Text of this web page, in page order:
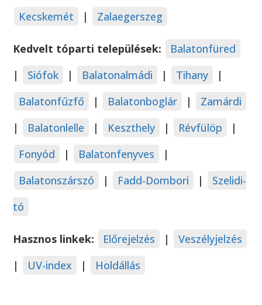
Kecskemét
| Zalaegerszeg
Kedvelt tóparti települések:
Balatonfüred
|
Siófok | Balatonalmádi | Tihany
|
Balatonfűzfő
| Balatonboglár |
Zamárdi
|
Balatonlelle | Keszthely | Révfülöp
|
Fonyód
| Balatonfenyves
|
Balatonszárszó
| Fadd-Dombori |
Szelidi-
tó
Hasznos linkek: Előrejelzés |
Veszélyjelzés
|
UV-index | Holdállás